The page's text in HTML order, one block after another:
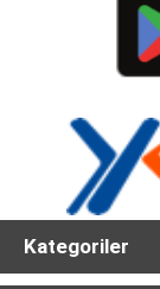
Kategoriler